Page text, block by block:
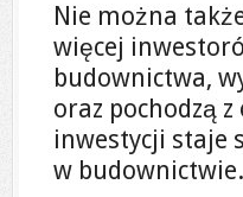
Nie można
więcej
budownictwa,
oraz pochodzą
inwestycji staje
w budownictwie.